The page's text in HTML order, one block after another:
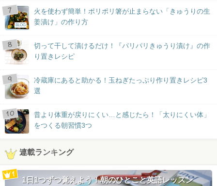
BLOG
火を使わず簡単！ポリポリ箸が止まらない「きゅうりの生
姜漬け」の作り方
切って干して漬けるだけ！『パリパリきゅうり漬け』の作
り置きレシピ
冷蔵庫にあると助かる！玉ねぎたっぷり作り置きレシピ3
選
昔より体重が戻りにくい…と感じたら！「太りにくい体」
をつくる朝習慣3つ
連載ランキング
1日1つずつ覚えよう！朝のひとこと英語レッスン